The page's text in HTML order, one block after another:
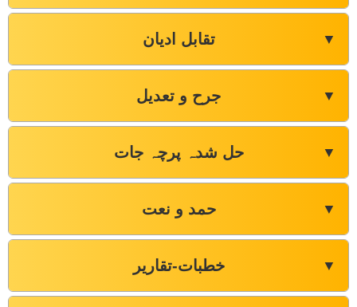
تقابل ادیان ▼
جرح و تعدیل ▼
حل شدہ پرچہ جات ▼
حمد و نعت ▼
خطبات-تقاریر ▼